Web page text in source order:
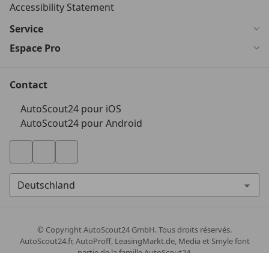
Accessibility Statement
Service
Espace Pro
Contact
AutoScout24 pour iOS
AutoScout24 pour Android
© CopyrightAutoScout24 GmbH. Tous droits réservés.
AutoScout24.fr, AutoProff, LeasingMarkt.de, Media et Smyle font